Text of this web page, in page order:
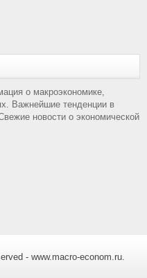
о макроэкономике,
Важнейшие тенденции в
новости о экономической
- www.macro-econom.ru.